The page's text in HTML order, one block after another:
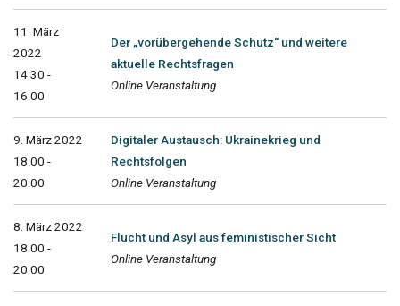
11. März
2022
14:30 -
16:00
Der „vorübergehende Schutz“ und weitere
aktuelle Rechtsfragen
Online Veranstaltung
9. März 2022
18:00 -
20:00
Digitaler Austausch: Ukrainekrieg und
Rechtsfolgen
Online Veranstaltung
8. März 2022
18:00 -
20:00
Flucht und Asyl aus feministischer Sicht
Online Veranstaltung